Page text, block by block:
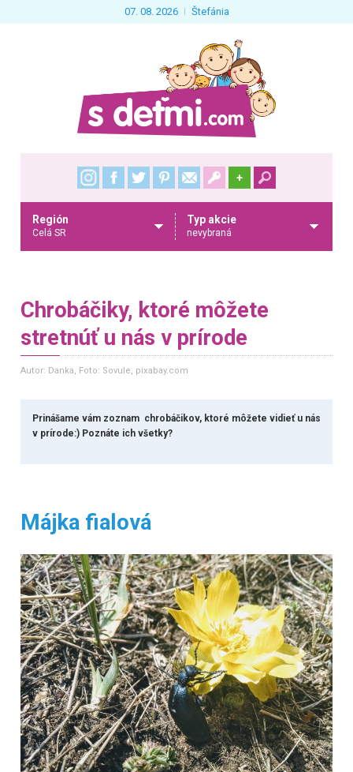
07. 08. 2026 Štefánia
+
Región
Celá SR
Typ akcie
nevybraná
Chrobáčiky, ktoré môžete
stretnúť u nás v prírode
Autor: Danka, Foto: Sovule, pixabay.com
Prinášame vám zoznam chrobáčikov, ktoré môžete vidieť u nás
v prírode:) Poznáte ich všetky?
Májka fialová